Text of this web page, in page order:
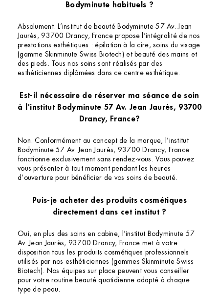
Bodyminute habituels ?
Absolument. L’institut de beauté Bodyminute 57 Av. Jean
Jaurès, 93700 Drancy, France propose l’intégralité de nos
prestations esthétiques : épilation à la cire, soins du visage
(gamme Skinminute Swiss Biotech) et beauté des mains et
des pieds. Tous nos soins sont réalisés par des
esthéticiennes diplômées dans ce centre esthétique.
Est-il nécessaire de réserver ma séance de soin
à l'institut Bodyminute 57 Av. Jean Jaurès, 93700
Drancy, France?
Non. Conformément au concept de la marque, l’institut
Bodyminute 57 Av. Jean Jaurès, 93700 Drancy, France
fonctionne exclusivement sans rendez-vous. Vous pouvez
vous présenter à tout moment pendant les heures
d’ouverture pour bénéficier de vos soins de beauté.
Puis-je acheter des produits cosmétiques
directement dans cet institut ?
Oui, en plus des soins en cabine, l’institut Bodyminute 57
Av. Jean Jaurès, 93700 Drancy, France met à votre
disposition tous les produits cosmétiques professionnels
utilisés par nos esthéticiennes (gammes Skinminute Swiss
Biotech). Nos équipes sur place peuvent vous conseiller
pour votre routine beauté quotidienne adapté à chaque
type de peau.